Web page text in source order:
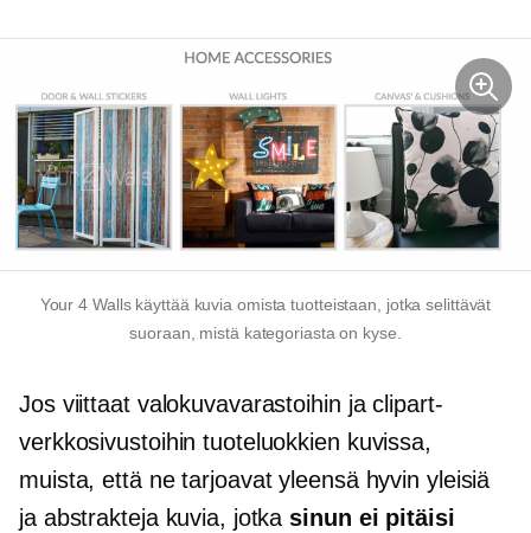
Your 4 Walls käyttää kuvia omista tuotteistaan, jotka selittävät
suoraan, mistä kategoriasta on kyse.
Jos viittaat valokuvavarastoihin ja clipart-
verkkosivustoihin tuoteluokkien kuvissa,
muista, että ne tarjoavat yleensä hyvin yleisiä
ja abstrakteja kuvia, jotkasinun ei pitäisi